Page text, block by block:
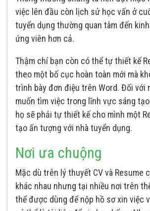
việc lên đầu còn lịch sử học vấn ở
tuyển dụng thường quan tâm đến
ứng viên hơn cả.
Thậm chí bạn còn có thể tự thiết kế
theo một bố cục hoàn toàn mới mà
trình bày đơn điệu trên Word. Đối với
muốn tìm việc trong lĩnh vực sáng
họ sẽ phải tự thiết kế cho mình một
tạo ấn tượng với nhà tuyển dụng.
Nơi ưa chuộng
Mặc dù trên lý thuyết CV và Resume
khác nhau nhưng tại nhiều nơi trên
thể được dùng để nộp hồ sơ xin việc